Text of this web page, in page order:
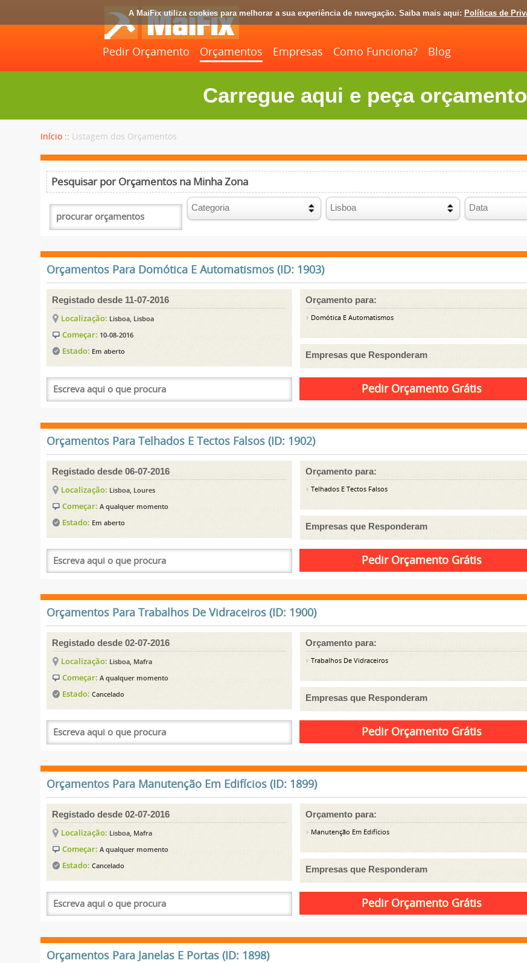
A MaiFix utiliza cookies para melhorar a sua experiência de navegação. Saiba mais aqui: Políticas de
Pedir Orçamento Orçamentos Empresas Como Funciona? Blog
Carregue aqui e peça
Início :: Listagem dos Orçamentos
Pesquisar por Orçamentos na Minha Zona
Orçamentos Para Domótica E Automatismos (ID: 1903)
Registado desde 11-07-2016
Localização: Lisboa, Lisboa
Começar: 10-08-2016
Estado: Em aberto
Orçamento para:
Domótica E Automatismos
Empresas que Responderam
Orçamentos Para Telhados E Tectos Falsos (ID: 1902)
Registado desde 06-07-2016
Localização: Lisboa, Loures
Começar:A qualquer momento
Estado: Em aberto
Orçamento para:
Telhados E Tectos Falsos
Empresas que Responderam
Orçamentos Para Trabalhos De Vidraceiros (ID: 1900)
Registado desde 02-07-2016
Localização: Lisboa, Mafra
Começar:A qualquer momento
Estado:Cancelado
Orçamento para:
Trabalhos De Vidraceiros
Empresas que Responderam
Orçamentos Para Manutenção Em Edifícios (ID: 1899)
Registado desde 02-07-2016
Localização: Lisboa, Mafra
Começar:A qualquer momento
Estado:Cancelado
Orçamento para:
Manutenção Em Edifícios
Empresas que Responderam
Orçamentos Para Janelas E Portas (ID: 1898)